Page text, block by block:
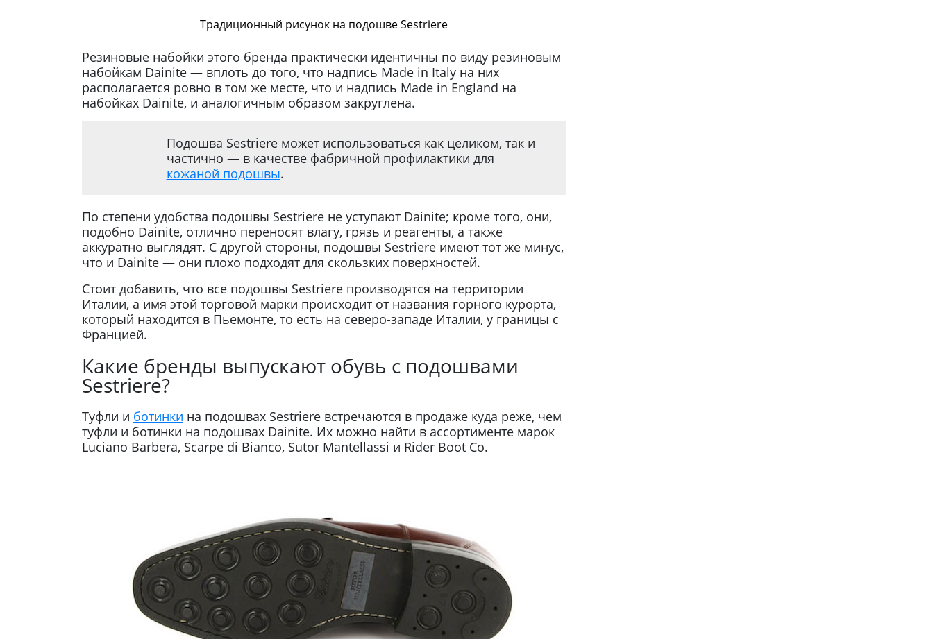
Традиционный рисунок на подошве Sestriere
Резиновые набойки этого бренда практически идентичны по виду резиновым
набойкам Dainite — вплоть до того, что надпись Made in Italy на них
располагается ровно в том же месте, что и надпись Made in England на
набойках Dainite, и аналогичным образом закруглена.
Подошва Sestriere может использоваться как целиком, так и
частично — в качестве фабричной профилактики для
кожаной подошвы.
По степени удобства подошвы Sestriere не уступают Dainite; кроме того, они,
подобно Dainite, отлично переносят влагу, грязь и реагенты, а также
аккуратно выглядят. С другой стороны, подошвы Sestriere имеют тот же минус,
что и Dainite — они плохо подходят для скользких поверхностей.
Стоит добавить, что все подошвы Sestriere производятся на территории
Италии, а имя этой торговой марки происходит от названия горного курорта,
который находится в Пьемонте, то есть на северо-западе Италии, у границы с
Францией.
Какие бренды выпускают обувь с подошвами
Sestriere?
Туфли и ботинки на подошвах Sestriere встречаются в продаже куда реже, чем
туфли и ботинки на подошвах Dainite. Их можно найти в ассортименте марок
Luciano Barbera, Scarpe di Bianco, Sutor Mantellassi и Rider Boot Co.